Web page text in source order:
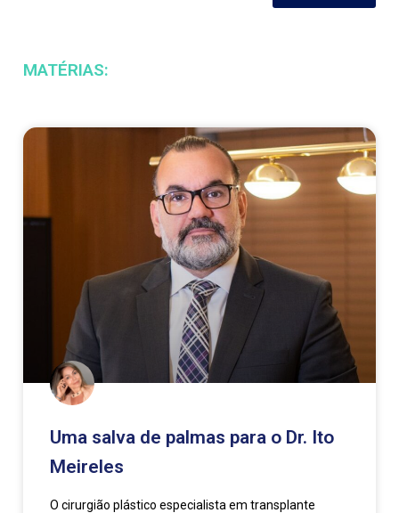
MATÉRIAS:
Uma salva de palmas para o Dr. Ito
Meireles
O cirurgião plástico especialista em transplante